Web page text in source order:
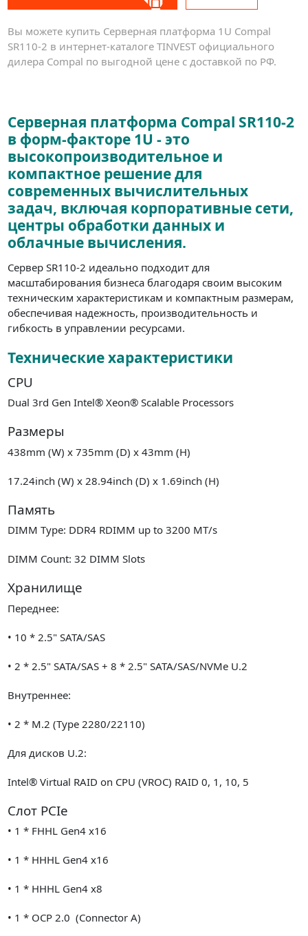
Вы можете купить Серверная платформа 1U Compal
SR110-2 в интернет-каталоге TINVEST официального
дилера Compal по выгодной цене с доставкой по РФ.
Серверная платформа Compal SR110-2
в форм-факторе 1U - это
высокопроизводительное и
компактное решение для
современных вычислительных
задач, включая корпоративные сети,
центры обработки данных и
облачные вычисления.
Cервер SR110-2 идеально подходит для
масштабирования бизнеса благодаря своим высоким
техническим характеристикам и компактным размерам,
обеспечивая надежность, производительность и
гибкость в управлении ресурсами.
Технические характеристики
CPU
Dual 3rd Gen Intel® Xeon® Scalable Processors
Размеры
438mm (W) x 735mm (D) x 43mm (H)
17.24inch (W) x 28.94inch (D) x 1.69inch (H)
Память
DIMM Type: DDR4 RDIMM up to 3200 MT/s
DIMM Count: 32 DIMM Slots
Хранилище
Переднее:
• 10 * 2.5" SATA/SAS
• 2 * 2.5" SATA/SAS + 8 * 2.5" SATA/SAS/NVMe U.2
Внутреннее:
• 2 * M.2 (Type 2280/22110)
Для дисков U.2:
Intel® Virtual RAID on CPU (VROC) RAID 0, 1, 10, 5
Слот PCIe
• 1 * FHHL Gen4 x16
• 1 * HHHL Gen4 x16
• 1 * HHHL Gen4 x8
• 1 * OCP 2.0 (Connector A)